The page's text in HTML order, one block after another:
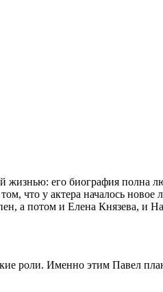
жизнью: его биография полна
что у актера началось
а потом и Елена Князева, и
роли. Именно этим Павел